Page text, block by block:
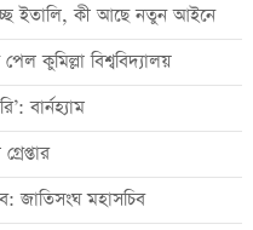
ইতালি, কী আছে নতুন আইনে
কুমিল্লা বিশ্ববিদ্যালয়
বার্নহ্যাম
জাতিসংঘ মহাসচিব